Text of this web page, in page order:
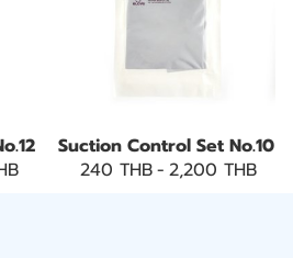
Suction Control Set No.10
240 THB- 2,200 THB